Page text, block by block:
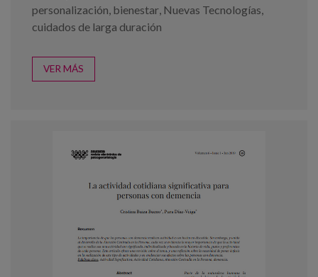
personalización bienestar Nuevas Tecnologías
cuidados de larga duración
VER MÁS